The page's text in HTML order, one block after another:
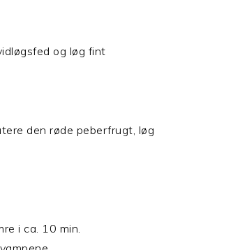
og løg fint
den røde peberfrugt, løg
i ca. 10 min.